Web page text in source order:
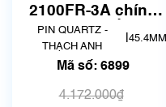
2100FR-3A chính
hãng | Mã số 6899
PIN QUARTZ -
THẠCH ANH
45.4MM
Mã số: 6899
4.172.000₫